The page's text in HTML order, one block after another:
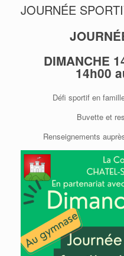
JOURNÉE
DIMANCHE
14h00
Défi sportif en
Buvette et
Renseignements